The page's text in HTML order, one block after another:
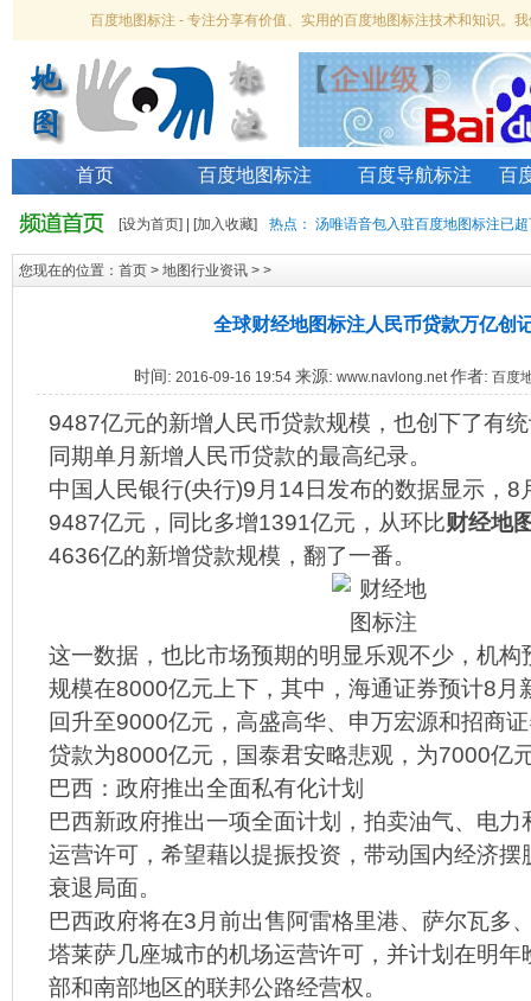
百度地图标注 - 专注分享有价值、实用的百度地图标注技术和知识。
首页 百度地图标注 百度导航标注 百
[设为首页] | [加入收藏] 热点： 汤唯语音包入驻百度地图标注已
您现在的位置： 首页 > 地图行业资讯 > >
全球财经地图标注人民币贷款万亿创
时间: 2016-09-16 19:54 来源: www.navlong.net 作者: 百度
9487亿元的新增人民币贷款规模，也创下了有
同期单月新增人民币贷款的最高纪录。
中国人民银行(央行)9月14日发布的数据显示，8
9487亿元，同比多增1391亿元，从环比财经地
4636亿的新增贷款规模，翻了一番。
这一数据，也比市场预期的明显乐观不少，机构
规模在8000亿元上下，其中，海通证券预计8月
回升至9000亿元，高盛高华、申万宏源和招商
贷款为8000亿元，国泰君安略悲观，为7000亿
巴西：政府推出全面私有化计划
巴西新政府推出一项全面计划，拍卖油气、电力
运营许可，希望藉以提振投资，带动国内经济摆
衰退局面。
巴西政府将在3月前出售阿雷格里港、萨尔瓦多
塔莱萨几座城市的机场运营许可，并计划在明年
部和南部地区的联邦公路经营权。